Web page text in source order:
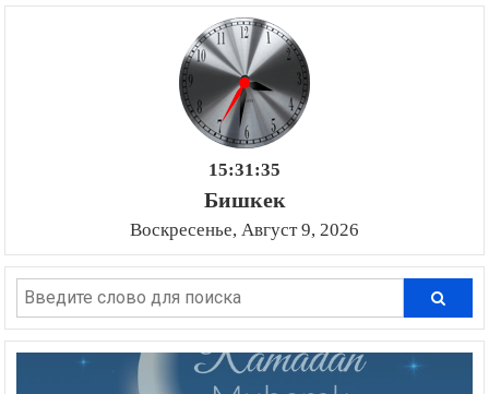
15:31:35
Бишкек
Воскресенье, Август 9, 2026